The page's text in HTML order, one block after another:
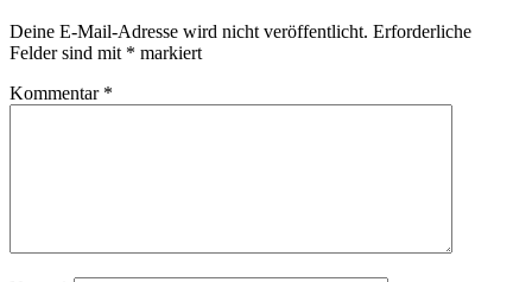
Deine E-Mail-Adresse wird nicht veröffentlicht. Erforderliche
Felder sind mit * markiert
Kommentar *